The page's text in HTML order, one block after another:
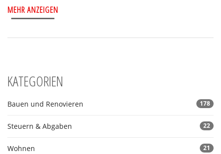
MEHR ANZEIGEN
KATEGORIEN
Bauen und Renovieren 178
Steuern & Abgaben 22
Wohnen 21